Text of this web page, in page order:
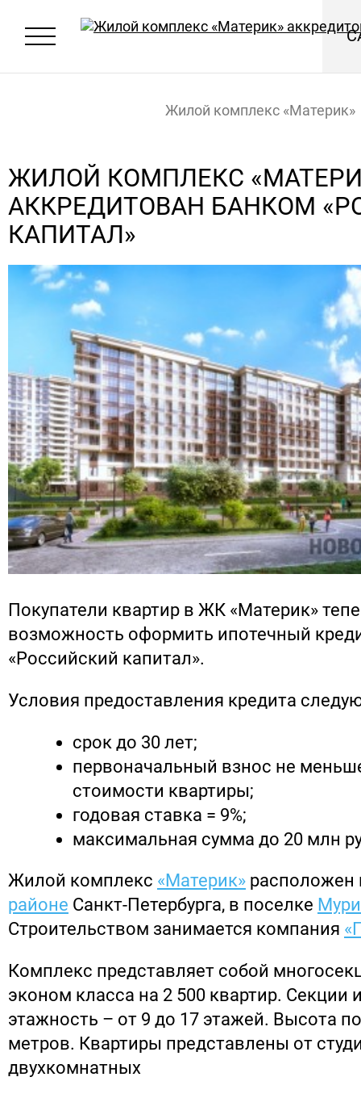
Главная Новости
Жилой комплекс «Материк»
капитал»
ЖИЛОЙ КОМПЛЕКС
АККРЕДИТОВАН БАНКОМ
КАПИТАЛ»
Покупатели квартир в ЖК «Материк»
возможность оформить ипотечный
«Российский капитал».
Условия предоставления кредита
срок до 30 лет;
первоначальный взнос не
стоимости квартиры;
годовая ставка = 9%;
максимальная сумма до 20 млн
Жилой комплекс «Материк» расположен
районе Санкт-Петербурга, в поселке
Строительством занимается компания
Комплекс представляет собой
эконом класса на 2 500 квартир. Секции
этажность – от 9 до 17 этажей. Высота
метров. Квартиры представлены от
двухкомнатных